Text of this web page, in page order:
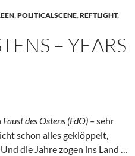
,POLITICALSCENE,REFTLIGHT,
– YEARS
Faust des Ostens (FdO) –sehr
schon alles geklöppelt,
die Jahre zogen ins Land …